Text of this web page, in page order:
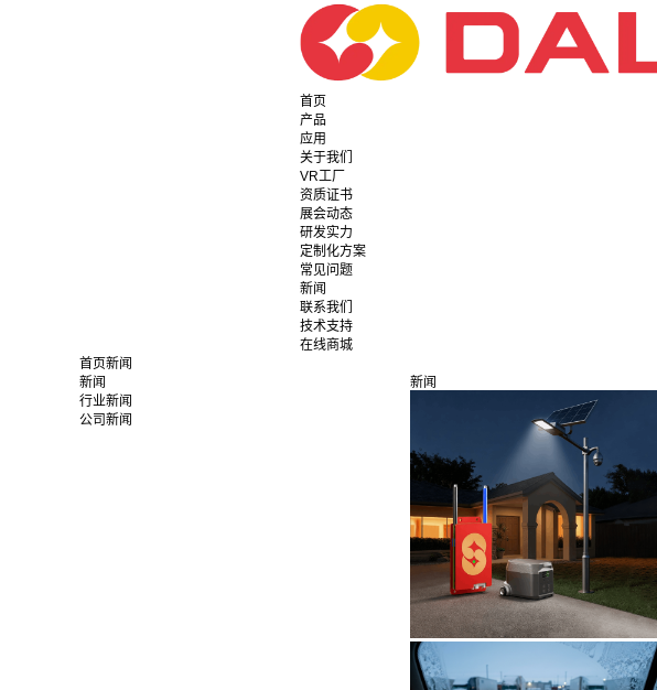
首页
产品
应用
关于我们
VR工厂
资质证书
展会动态
研发实力
定制化方案
常见问题
新闻
联系我们
技术支持
在线商城
首页新闻
新闻
行业新闻
公司新闻
新闻